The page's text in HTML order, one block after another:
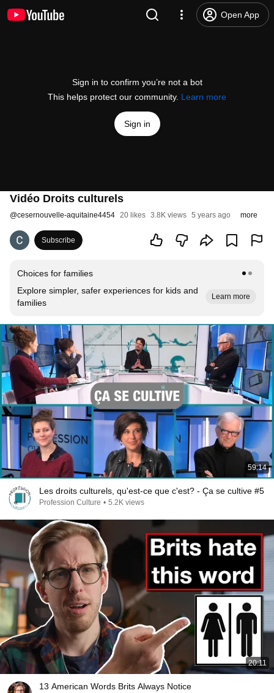
Open App
Sign in to confirm you’re not a bot
This helps protect our community. Learn more
Sign in
Vidéo Droits culturels
@cesernouvelle-aquitaine4454 20 likes 3.8K views 5 years ago more
Subscribe
Choices for families
Explore simpler, safer experiences for kids and
families
Learn more
59:14
Les droits culturels, qu'est-ce que c'est? - Ça se cultive #5
Profession Culture • 5.2K views
20:11
13 American Words Brits Always Notice